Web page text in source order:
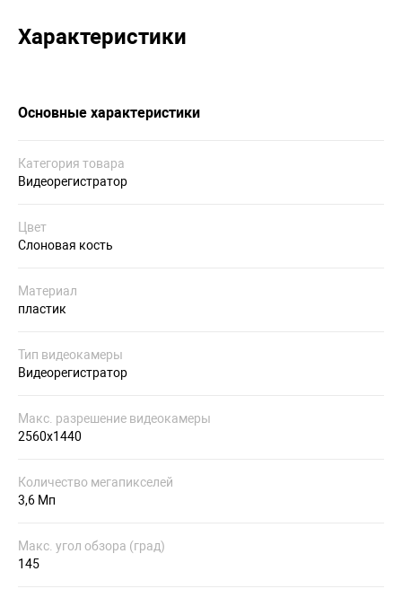
Характеристики
Основные характеристики
Категория товара
Видеорегистратор
Цвет
Слоновая кость
Материал
пластик
Тип видеокамеры
Видеорегистратор
Макс. разрешение видеокамеры
2560x1440
Количество мегапикселей
3,6 Мп
Макс. угол обзора (град)
145